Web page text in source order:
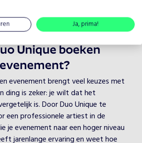
Unique boeken
evenement brengt veel keuzes met
ding is zeker: je wilt dat het
is. Door Duo Unique te
een professionele artiest in de
je evenement naar een hoger niveau
jarenlange ervaring en weet hoe
Ja, prima!